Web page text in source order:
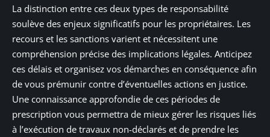
La distinction entre ces deux types de responsabilité
soulève des enjeux significatifs pour les propriétaires. Les
recours et les sanctions varient et nécessitent une
compréhension précise des implications légales. Anticipez
ces délais et organisez vos démarches en conséquence afin
de vous prémunir contre d’éventuelles actions en justice.
Une connaissance approfondie de ces périodes de
prescription vous permettra de mieux gérer les risques liés
à l’exécution de travaux non-déclarés et de prendre les